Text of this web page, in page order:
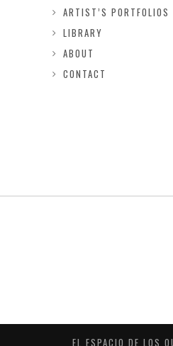
ARTIST’S PORTFOLIOS
LIBRARY
ABOUT
CONTACT
EL ESPACIO DE LOS